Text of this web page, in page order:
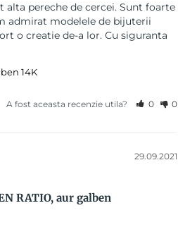
pereche de cercei. Sunt foarte
admirat modelele de bijuterii
o creatie de-a lor. Cu siguranta
14K
A fost aceasta recenzie utila? 0 0
29.09.2021
RATIO, aur galben